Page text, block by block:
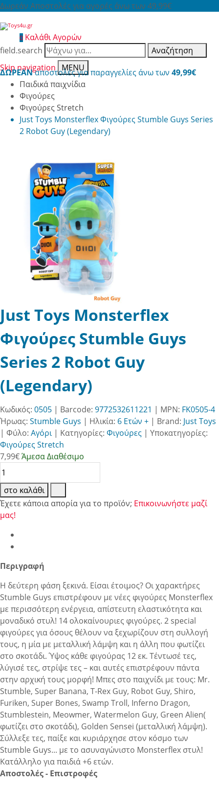
Δωρεάν Αποστολές για αγορές άνω των 49,99€
0 Καλάθι Αγορών
field.search
Αναζήτηση
Skip navigation
MENU
ΔΩΡΕΑΝαποστολές για παραγγελίες άνω των 49,99€
Παιδικά παιχνίδια
Φιγούρες
Φιγούρες Stretch
Just Toys Monsterflex Φιγούρες Stumble Guys Series
2 Robot Guy (Legendary)
Just Toys Monsterflex
Φιγούρες Stumble Guys
Series 2 Robot Guy
(Legendary)
Κωδικός: 0505 | Barcode: 9772532611221 | MPN: FK0505-4
Ήρωας: Stumble Guys | Ηλικία: 6 Ετών + | Brand: Just Toys
| Φύλο: Αγόρι| Κατηγορίες: Φιγούρες | Υποκατηγορίες:
Φιγούρες Stretch
7,99€Άμεσα Διαθέσιμο
στο καλάθι
Έχετε κάποια απορία για το προϊόν; Επικοινωνήστε μαζί
μας!
Περιγραφή
Η δεύτερη φάση ξεκινά. Είσαι έτοιμος? Οι χαρακτήρες
Stumble Guys επιστρέφουν με νέες φιγούρες Monsterflex
με περισσότερη ενέργεια, απίστευτη ελαστικότητα και
μοναδικό στυλ! 14 ολοκαίνουριες φιγούρες. 2 special
φιγούρες για όσους θέλουν να ξεχωρίζουν στη συλλογή
τους, η μία με μεταλλική λάμψη και η άλλη που φωτίζει
στο σκοτάδι. Ύψος κάθε φιγούρας 12 εκ. Τέντωσέ τες,
λύγισέ τες, στρίψε τες – και αυτές επιστρέφουν πάντα
στην αρχική τους μορφή! Μπες στο παιχνίδι με τους: Mr.
Stumble, Super Banana, T-Rex Guy, Robot Guy, Shiro,
Furiken, Super Bones, Swamp Troll, Inferno Dragon,
Stumblestein, Meowmer, Watermelon Guy, Green Alien(
φωτίζει στο σκοτάδι), Golden Sensei (μεταλλική λάμψη).
Σύλλεξε τες, παίξε και κυριάρχησε στον κόσμο των
Stumble Guys... με το ασυναγώνιστο Monsterflex στυλ!
Κατάλληλο για παιδιά +6 ετών.
Αποστολές - Επιστροφές